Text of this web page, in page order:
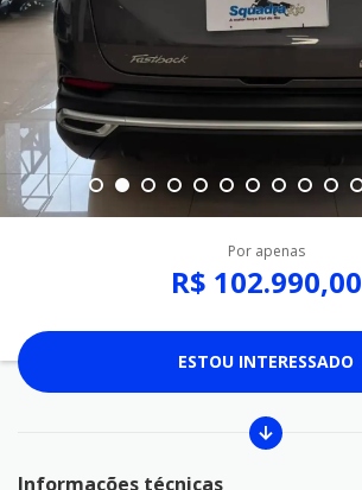
Por apenas
R$ 102.990,00
ESTOU INTERESSADO
Informações técnicas